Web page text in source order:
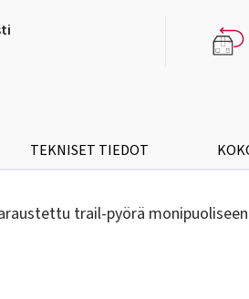
TEKNISET TIEDOT
trail-pyörä